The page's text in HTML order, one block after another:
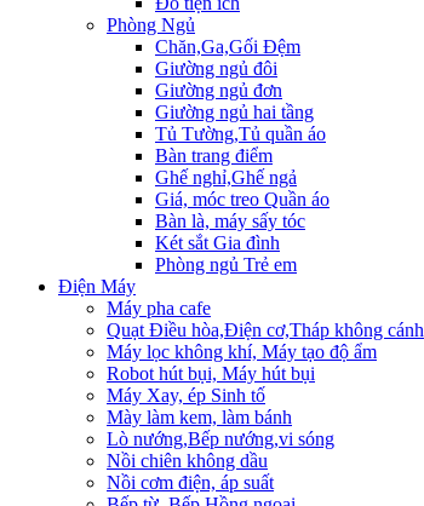
Phòng Ngủ
Chăn,Ga,Gối Đệm
Giường ngủ đôi
Giường ngủ đơn
Giường ngủ hai tầng
Tủ Tường,Tủ quần áo
Bàn trang điểm
Ghế nghỉ,Ghế ngả
Giá, móc treo Quần áo
Bàn là, máy sấy tóc
Két sắt Gia đình
Phòng ngủ Trẻ em
Điện Máy
Máy pha cafe
Quạt Điều hòa,Điện cơ,Tháp không cánh
Máy lọc không khí, Máy tạo độ ẩm
Robot hút bụi, Máy hút bụi
Máy Xay, ép Sinh tố
Mày làm kem, làm bánh
Lò nướng,Bếp nướng,vi sóng
Nồi chiên không dầu
Nồi cơm điện, áp suất